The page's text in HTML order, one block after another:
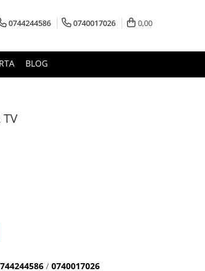
0744244586 0740017026 0,00
BLOG
TV
/ 0740017026